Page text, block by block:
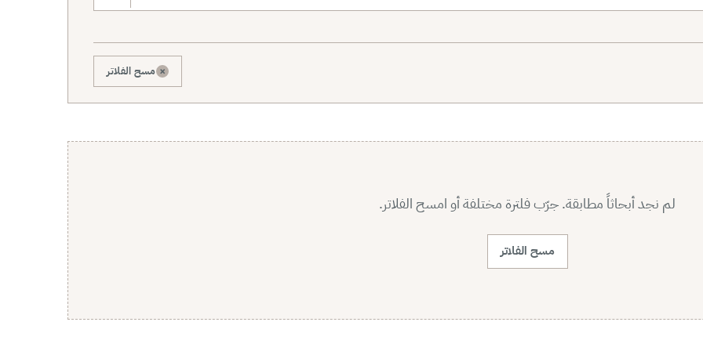
× مسح الفلاتر
لم نجد أبحاثاً مطابقة. جرّب فلترة مختلفة أو امسح الفلاتر.
مسح الفلاتر